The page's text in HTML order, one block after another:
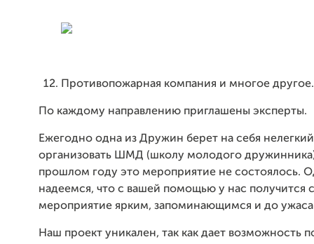
Противопожарная компания и многое
По каждому направлению приглашены эксперты.
Ежегодно одна из Дружин берет на себя
организовать ШМД (школу молодого
прошлом году это мероприятие не состоялось.
надеемся, что с вашей помощью у нас получится
мероприятие ярким, запоминающимся и до
Наш проект уникален, так как дает возможность